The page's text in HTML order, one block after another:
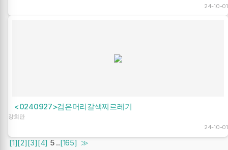
24-10-01
<0240927>검은머리갈색찌르레기
강희만
24-10-01
[1][2][3][4] 5 ..[165] ≫